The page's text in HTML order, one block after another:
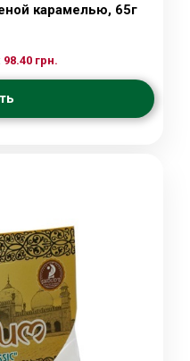
карамелью, 65г
98.40 грн.